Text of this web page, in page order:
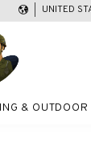
UNITED
& OUTDOOR